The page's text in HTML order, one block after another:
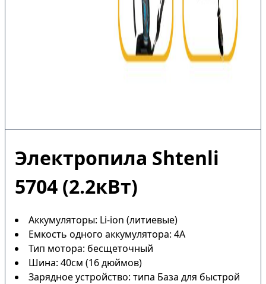
Электропила Shtenli
5704 (2.2кВт)
Аккумуляторы: Li-ion (литиевые)
Емкость одного аккумулятора: 4А
Тип мотора: бесщеточный
Шина: 40см (16 дюймов)
Зарядное устройство: типа База для быстрой